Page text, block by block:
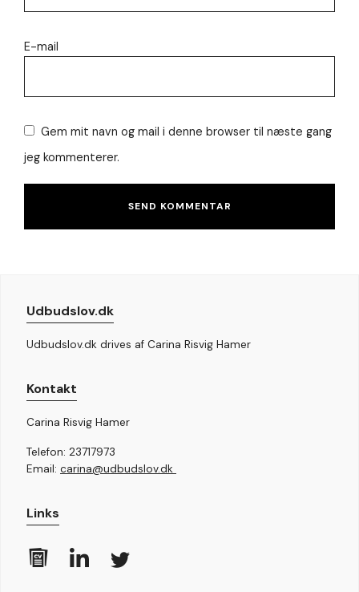
E-mail
Gem mit navn og mail i denne browser til næste gang
jeg kommenterer.
Udbudslov.dk
Udbudslov.dk drives af Carina Risvig Hamer
Kontakt
Carina Risvig Hamer
Telefon: 23717973
Email: carina@udbudslov.dk
Links